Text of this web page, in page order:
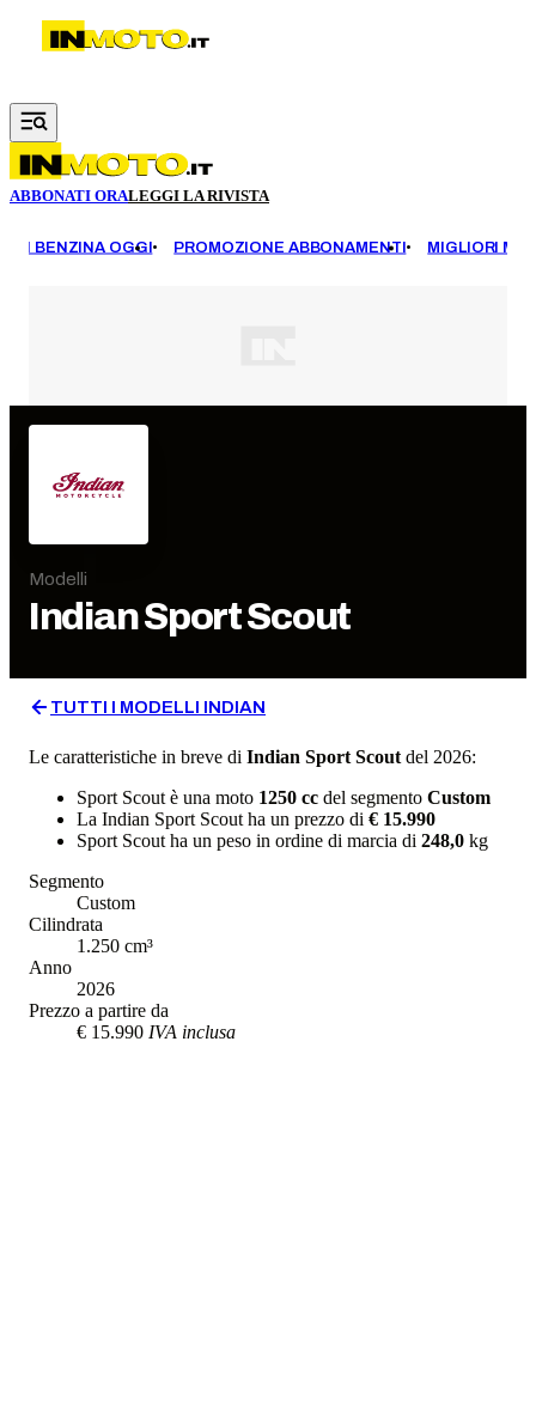
Vai al contenuto principale
ABBONATI ORALEGGI LA RIVISTA
BENZINA OGGI PROMOZIONE ABBONAMENTI MIGLIORI
Modelli
IndianSport Scout
TUTTI I MODELLI INDIAN
Le caratteristiche in breve di Indian Sport Scout del 2026:
Sport Scout è una moto 1250 cc del segmento Custom
La Indian Sport Scout ha un prezzo di € 15.990
Sport Scout ha un peso in ordine di marcia di 248,0 kg
Segmento
Custom
Cilindrata
1.250 cm³
Anno
2026
Prezzo a partire da
€ 15.990 IVA inclusa